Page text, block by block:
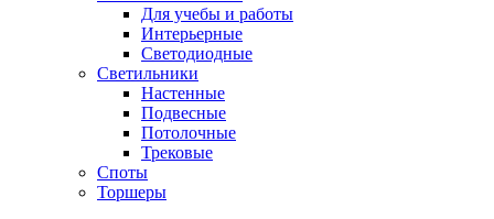
Для учебы и работы
Интерьерные
Светодиодные
Светильники
Настенные
Подвесные
Потолочные
Трековые
Споты
Торшеры